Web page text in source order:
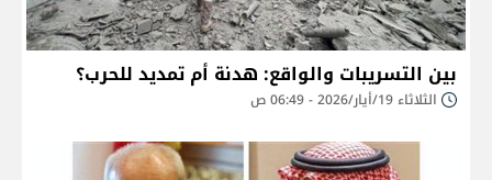
بين التسريبات والواقع: هدنة أم تمديد للحرب؟
الثلاثاء 19/أيار/2026 - 06:49 ص